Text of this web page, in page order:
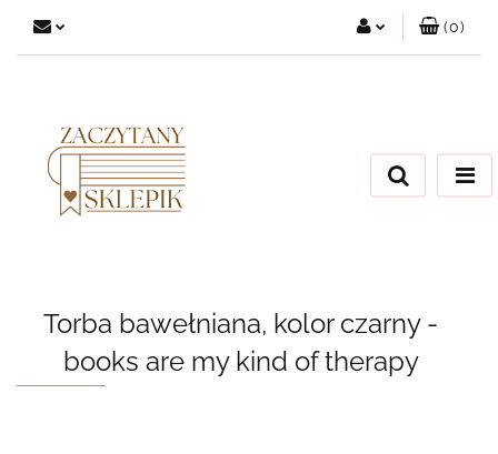
Dodaj zgłoszenie
(0)
Torba bawełniana, kolor czarny -
books are my kind of therapy